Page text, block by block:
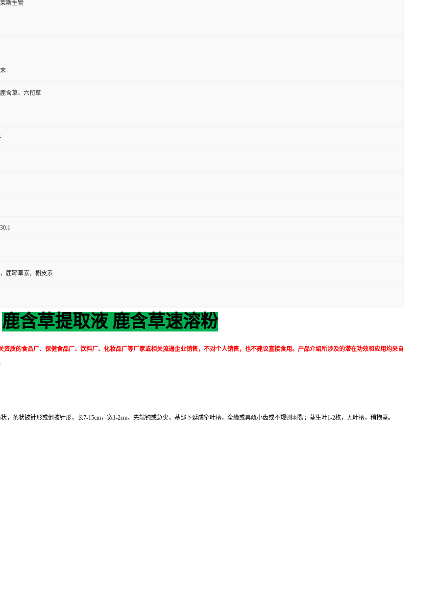
斯生物
含草、六衔草
鹿蹄草素，槲皮素
鹿含草提取液 鹿含草速溶粉
质的食品厂、保健食品厂、饮料厂、化妆品厂等厂家或相关流通企业销售，不对个人销售，也不建议直接食用。产品介绍所涉及的潜在功效和应用均来自
，条状披针形或倒披针形，长7-15cm，宽1-2cm，先端钝或急尖，基部下延成窄叶柄，全缘或具疏小齿或不规则羽裂；茎生叶1-2枚，无叶柄，稍抱茎。